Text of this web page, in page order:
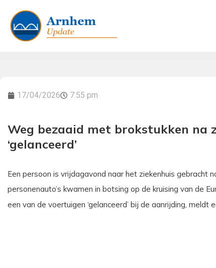
17/04/2026 7:55 pm
Weg bezaaid met brokstukken na
‘gelanceerd’
Een persoon is vrijdagavond naar het ziekenhuis gebracht
personenauto’s kwamen in botsing op de kruising van de
een van de voertuigen ‘gelanceerd’ bij de aanrijding,